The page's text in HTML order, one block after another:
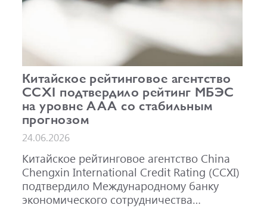
Китайское рейтинговое агентство
CCXI подтвердило рейтинг МБЭС
на уровне AAA со стабильным
прогнозом
24.06.2026
Китайское рейтинговое агентство China
Chengxin International Credit Rating (CCXI)
подтвердило Международному банку
экономического сотрудничества